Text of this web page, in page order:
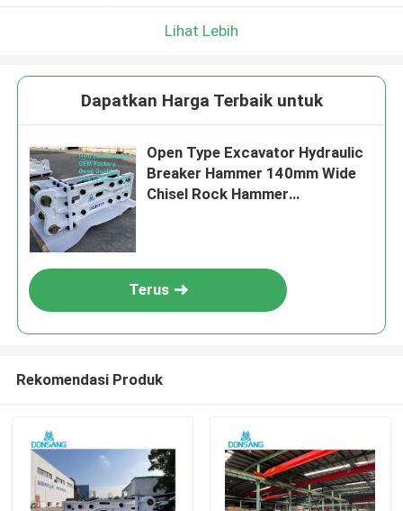
Lihat Lebih
Dapatkan Harga Terbaik untuk
Open Type Excavator Hydraulic
Breaker Hammer 140mm Wide
Chisel Rock Hammer
Terus
Rekomendasi Produk